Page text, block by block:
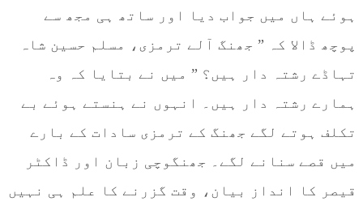
ہوئے ہاں میں جواب دیا اور ساتھ ہی مجھ سے
پوچھ ڈالا کہ ” جھنگ آلے ترمزی، مسلم حسین شاہ
تہاڈے رشتہ دار ہیں؟ ” میں نے بتایا کہ وہ
ہمارے رشتہ دار ہیں۔ انہوں نے ہنستے ہوئے بے
تکلف ہوتے لگے جھنگ کے ترمزی سادات کے بارے
میں قصے سنانے لگے۔ جھنگوچی زبان اور ڈاکٹر
قیصر کا انداز بیان، وقت گزرنے کا علم ہی نہیں